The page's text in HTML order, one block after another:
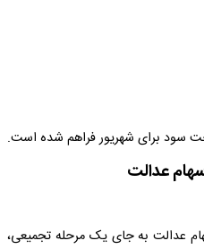
سود برای شهریور فراهم شده است.
عدالت
سود سهام عدالت به جای یک مرحله تجمیعی،